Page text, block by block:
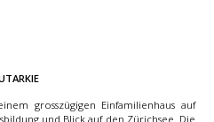
grosszügigen Einfamilienhaus auf
und Blick auf den Zürichsee. Die